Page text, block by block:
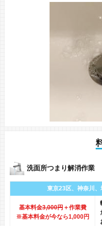
洗面所つまり解消作業
東京23区、神奈川、
基本料金3,000円＋作業費
※基本料金が今なら1,000円